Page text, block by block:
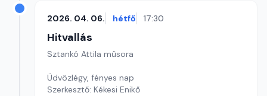
2026. 04. 06. hétfő 17:30
Hitvallás
Sztankó Attila műsora
Üdvözlégy, fényes nap
Szerkesztő: Kékesi Enikő